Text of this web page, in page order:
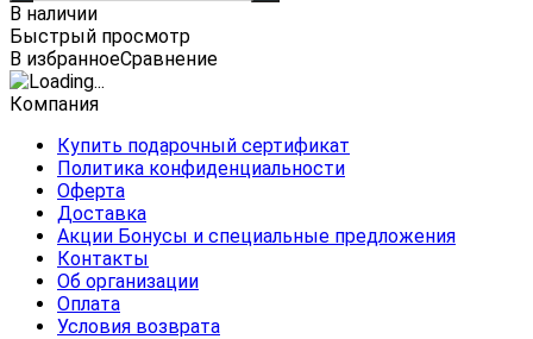
В наличии
Быстрый просмотр
В избранноеСравнение
Компания
Купить подарочный сертификат
Политика конфиденциальности
Оферта
Доставка
Акции Бонусы и специальные предложения
Контакты
Об организации
Оплата
Условия возврата